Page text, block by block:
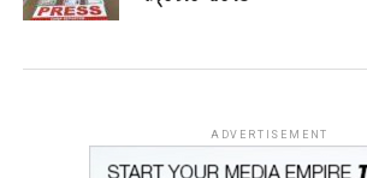
ADVERTISEMENT